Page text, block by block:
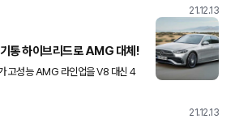
21.12.13
통 하이브리드로 AMG 대체!
PHEV 파워트
21.12.13